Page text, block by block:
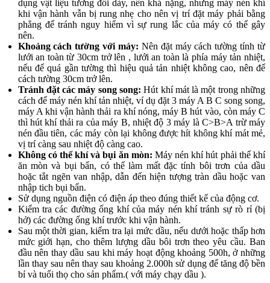
dụng vật liệu tương đối dày, nên khá nặng, nhưng máy nén khí
khi vận hành vẫn bị rung nhẹ cho nên vị trí đặt máy phải bằng
phẳng để tránh nguy hiểm vì sự rung lắc của máy có thể gây
nên.
Khoảng cách tường với máy: Nên đặt máy cách tường tính từ
lưới an toàn từ 30cm trở lên , lưới an toàn là phía máy tản nhiệt,
nếu để quá gần tường thì hiệu quả tản nhiệt không cao, nên để
cách tường 30cm trở lên.
Tránh đặt các máy song song: Hút khí mát là một trong những
cách để máy nén khí tản nhiệt, ví dụ đặt 3 máy A B C song song,
máy A khi vận hành thải ra khí nóng, máy B hút vào, còn máy C
thì hút khí thải ra của máy B, nhiệt độ 3 máy là C>B>A trừ máy
nén đầu tiên, các máy còn lại không được hít không khí mát mẻ,
vị trí càng sau nhiệt độ càng cao.
Không có thể khí và bụi ăn mòn: Máy nén khí hút phải thể khí
ăn mòn và bụi bẩn, có thể làm mất đặc tính bôi trơn của dầu
hoặc tắt ngẽn van nhập, dẫn đến hiện tượng tràn dầu hoặc van
nhập tich bụi bẩn.
Sử dụng nguồn điện có điện áp theo đúng thiết kế của động cơ.
Kiểm tra các đường ống khí của máy nén khí tránh sự rò rỉ (bị
hở) các đường ống khí trước khi vận hành.
Sau một thời gian, kiểm tra lại mức dầu, nếu dưới hoặc thấp hơn
mức giới hạn, cho thêm lượng dầu bôi trơn theo yêu cầu. Ban
đầu nên thay dầu sau khi máy hoạt động khoảng 500h, ở những
lần thay sau nên thay sau khoảng 2.000h sử dụng để tăng độ bền
bỉ và tuổi thọ cho sản phẩm.( với máy chạy dầu ).